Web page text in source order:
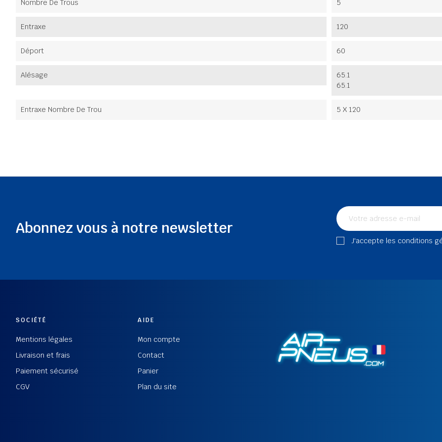
Nombre De Trous 5
Entraxe 120
Déport 60
Alésage
65.1
65.1
Entraxe Nombre De Trou 5 X 120
Abonnez vous à notre newsletter
J'accepte les conditions
SOCIÉTÉ
Mentions légales
Livraison et frais
Paiement sécurisé
CGV
AIDE
Mon compte
Contact
Panier
Plan du site